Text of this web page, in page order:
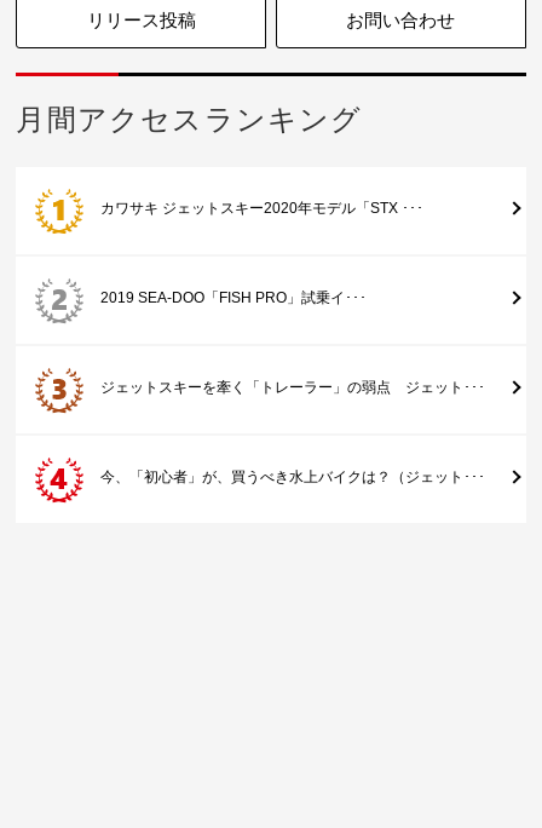
リリース投稿 お問い合わせ
月間アクセスランキング
カワサキ ジェットスキー2020年モデル「STX ･･･
2019 SEA-DOO「FISH PRO」試乗イ･･･
ジェットスキーを牽く「トレーラー」の弱点 ジェット･･･
今、「初心者」が、買うべき水上バイクは？（ジェット･･･